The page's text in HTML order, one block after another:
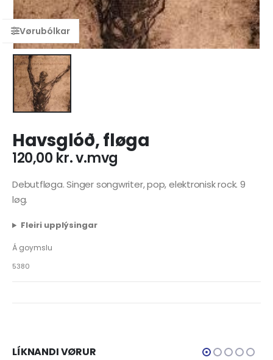
Havsglóð, fløga
120,00 kr.v.mvg
Debutfløga. Singer songwriter, pop, elektronisk rock. 9
løg.
Fleiri upplýsingar
Á goymslu
5380
LÍKNANDI VØRUR